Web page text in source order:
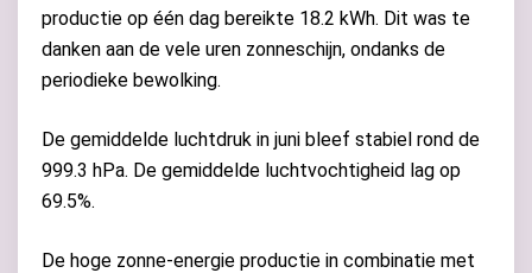
productie op één dag bereikte 18.2 kWh. Dit was te
danken aan de vele uren zonneschijn, ondanks de
periodieke bewolking.
De gemiddelde luchtdruk in juni bleef stabiel rond de
999.3 hPa. De gemiddelde luchtvochtigheid lag op
69.5%.
De hoge zonne-energie productie in combinatie met